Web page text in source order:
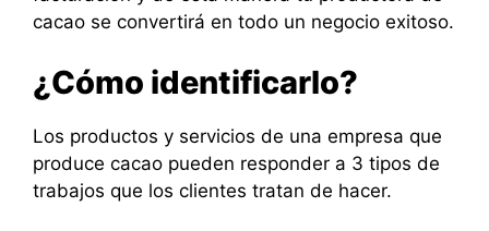
cacao se convertirá en todo un negocio exitoso.
¿Cómo identificarlo?
Los productos y servicios de una empresa que
produce cacao pueden responder a 3 tipos de
trabajos que los clientes tratan de hacer.